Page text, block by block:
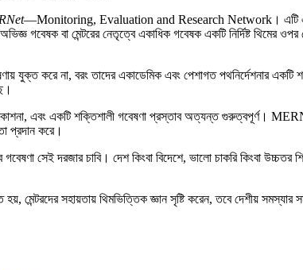
—Monitoring, Evaluation and Research Network। এটি একটি
গবেষক বা মেন্টরের নেতৃত্বে একাধিক গবেষক একটি নির্দিষ্ট থিমের
যুক্ত করে না, বরং তাদের একাডেমিক এবং পেশাগত পথনির্দেশনার
এবং একটি শক্তিশালী গবেষণা প্রস্তাব অত্যন্ত গুরুত্বপূর্ণ।
প্রদান করে।
সেই দরজার চাবি। দেশ কিংবা বিদেশে, ভালো চাকরি কিংবা
সহায়তায় থিমভিত্তিক জ্ঞান সৃষ্টি করেন, তবে দেশীয় সমস্যার